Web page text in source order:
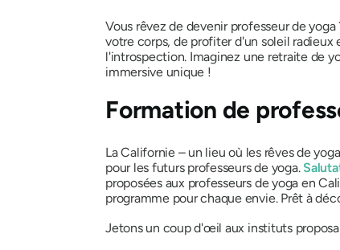
Vous rêvez de devenir professeur de
votre corps, de profiter d'un soleil radieux
l'introspection. Imaginez une retraite de
immersive unique !
Formation de
La Californie – un lieu où les rêves de
pour les futurs professeurs de yoga.
proposées aux professeurs de yoga en
programme pour chaque envie. Prêt à
Jetons un coup d'œil aux instituts